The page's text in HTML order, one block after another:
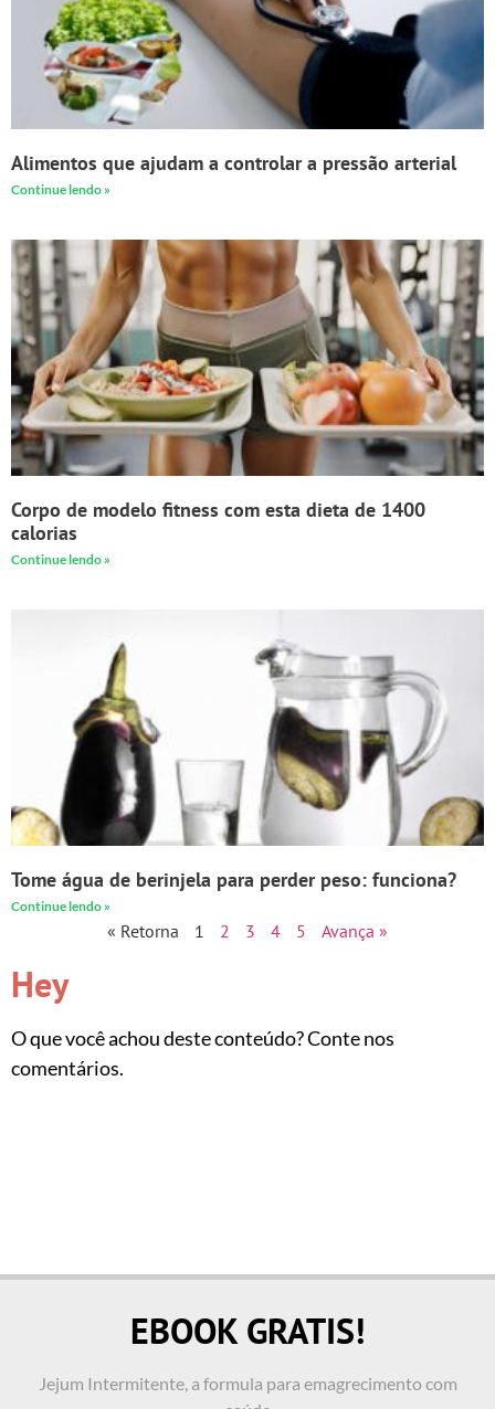
Alimentos que ajudam a controlar a pressão arterial
Continue lendo »
Corpo de modelo fitness com esta dieta de 1400
calorias
Continue lendo »
Tome água de berinjela para perder peso: funciona?
Continue lendo »
« Retorna 1 2 3 4 5 Avança »
Hey
O que você achou deste conteúdo? Conte nos
comentários.
EBOOK GRATIS!
Jejum Intermitente, a formula para emagrecimento com